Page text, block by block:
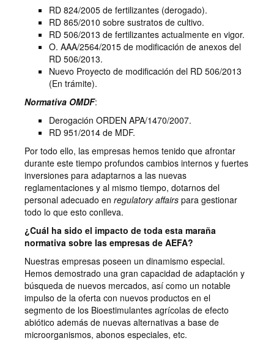
RD 824/2005 de fertilizantes (derogado).
RD 865/2010 sobre sustratos de cultivo.
RD 506/2013 de fertilizantes actualmente en vigor.
O. AAA/2564/2015 de modificación de anexos del
RD 506/2013.
Nuevo Proyecto de modificación del RD 506/2013
(En trámite).
Normativa OMDF:
Derogación ORDEN APA/1470/2007.
RD 951/2014 de MDF.
Por todo ello, las empresas hemos tenido que afrontar
durante este tiempo profundos cambios internos y fuertes
inversiones para adaptarnos a las nuevas
reglamentaciones y al mismo tiempo, dotarnos del
personal adecuado en regulatory affairs para gestionar
todo lo que esto conlleva.
¿Cuál ha sido el impacto de toda esta maraña
normativa sobre las empresas de AEFA?
Nuestras empresas poseen un dinamismo especial.
Hemos demostrado una gran capacidad de adaptación y
búsqueda de nuevos mercados, así como un notable
impulso de la oferta con nuevos productos en el
segmento de los Bioestimulantes agrícolas de efecto
abiótico además de nuevas alternativas a base de
microorganismos, abonos especiales, etc.